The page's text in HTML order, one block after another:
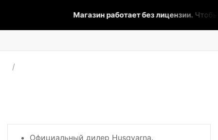
Магазин работает без лицензии.Чтобы
Официальный дилер Husqvarna.